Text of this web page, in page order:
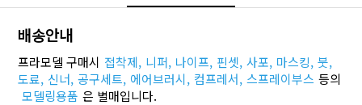
배송안내
프라모델 구매시 접착제, 니퍼, 나이프, 핀셋, 사포, 마스킹, 붓,
도료, 신너, 공구세트, 에어브러시, 컴프레서, 스프레이부스 등의
모델링용품 은 별매입니다.